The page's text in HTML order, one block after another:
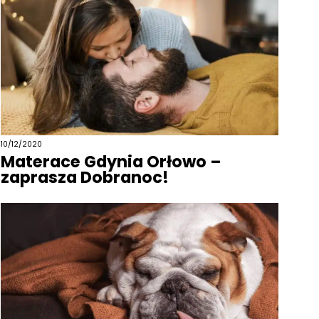
10/12/2020
Materace Gdynia Orłowo –
zaprasza Dobranoc!